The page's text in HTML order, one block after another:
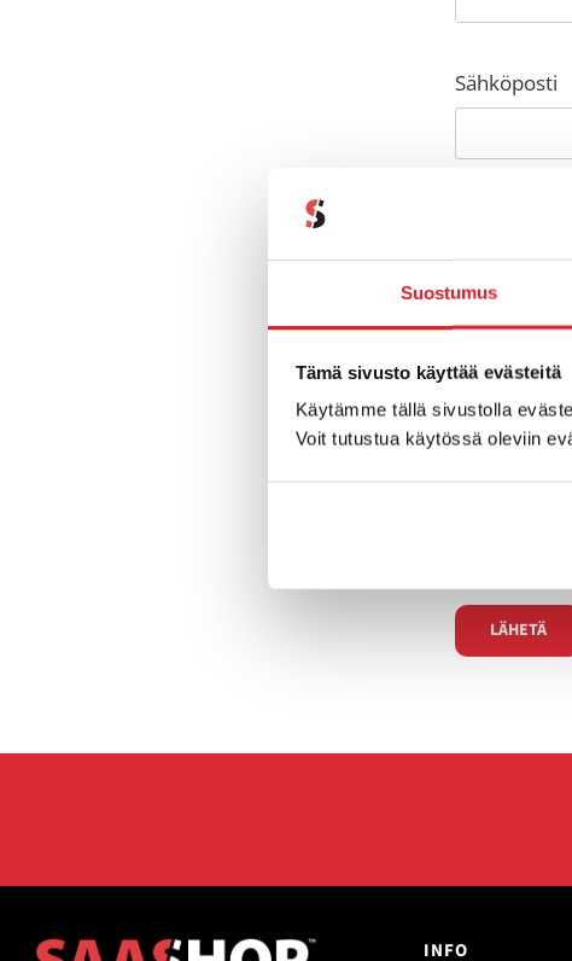
Suostumus
Tämä sivusto käyttää evästeitä
Käytämme tällä sivustolla
Voit tutustua käytössä oleviin
Sähköposti
INFO